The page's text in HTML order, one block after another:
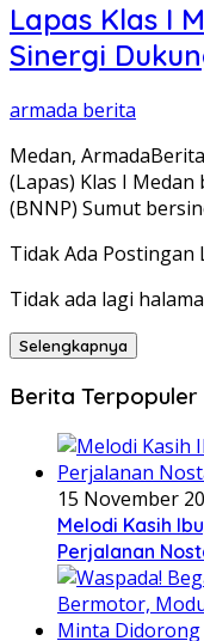
Lapas Klas I
Sinergi
armada berita
Medan,
(Lapas) Klas I
(BNNP) Sumut
Tidak Ada Postingan
Tidak ada lagi
Selengkapnya
Berita Terpopuler
15 November
Melodi Kasih
Perjalanan